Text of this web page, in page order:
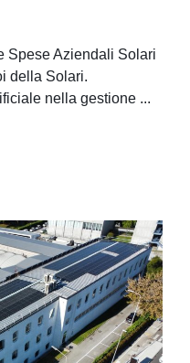
Spese Aziendali Solari
della Solari.
nella gestione ...